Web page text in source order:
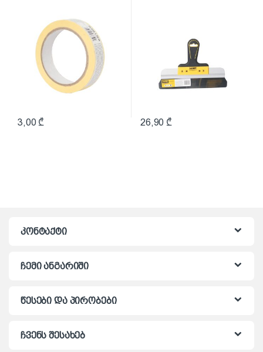
3,00 ₾ 26,90 ₾
კონტაქტი
ჩემი ანგარიში
წესები და პირობები
ჩვენს შესახებ